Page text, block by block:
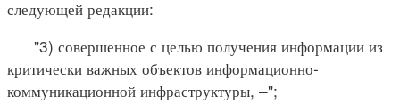
следующей редакции:
"3) совершенное с целью получения информации из
критически важных объектов информационно-
коммуникационной инфраструктуры, –";